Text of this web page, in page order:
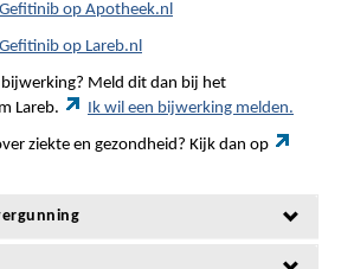
op Apotheek.nl
op Lareb.nl
bijwerking? Meld dit dan bij het
Lareb.
Ik wil een bijwerking melden.
ziekte en gezondheid? Kijk dan op